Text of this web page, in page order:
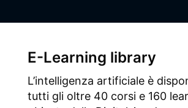
E-Learning library
L’intelligenza artificiale è
tutti gli oltre 40 corsi e 160